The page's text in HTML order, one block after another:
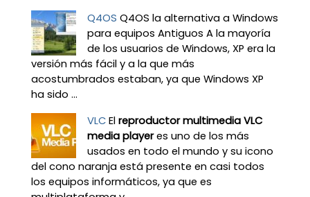
Q4OS Q4OS la alternativa a Windows
para equipos Antiguos A la mayoría
de los usuarios de Windows, XP era la
versión más fácil y a la que más
acostumbrados estaban, ya que Windows XP
ha sido ...
VLC El reproductor multimedia VLC
media playeres uno de los más
usados en todo el mundo y su icono
del cono naranja está presente en casi todos
los equipos informáticos, ya que es